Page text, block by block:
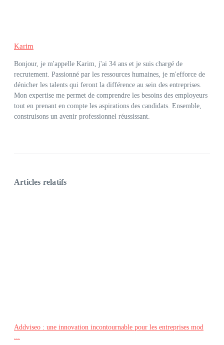
Karim
Bonjour, je m'appelle Karim, j'ai 34 ans et je suis chargé de
recrutement. Passionné par les ressources humaines, je m'efforce de
dénicher les talents qui feront la différence au sein des entreprises.
Mon expertise me permet de comprendre les besoins des employeurs
tout en prenant en compte les aspirations des candidats. Ensemble,
construisons un avenir professionnel réussissant.
Articles relatifs
Addviseo : une innovation incontournable pour les entreprises mod